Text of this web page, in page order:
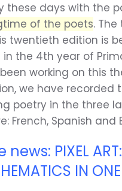
these days with the
of the poets.
twentieth edition is
in the 4th year of
working on this
we have recorded
poetry in the three
French, Spanish and
news: PIXEL
IN